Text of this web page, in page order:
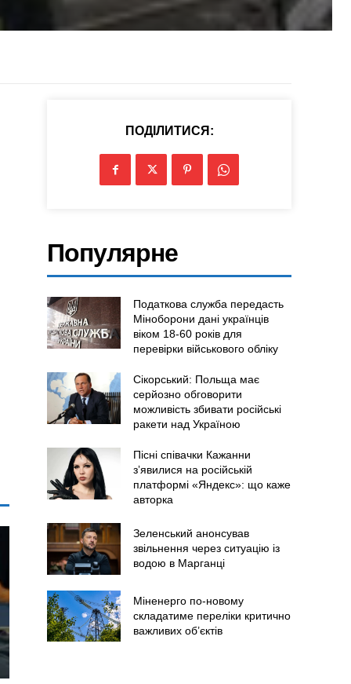
ПОДІЛИТИСЯ:
Популярне
Податкова служба передасть
Міноборони дані українців
віком 18-60 років для
перевірки військового обліку
Сікорський: Польща має
серйозно обговорити
можливість збивати російські
ракети над Україною
Пісні співачки Кажанни
зʼявилися на російській
платформі «Яндекс»: що каже
авторка
Зеленський анонсував
звільнення через ситуацію із
водою в Марганці
Міненерго по-новому
складатиме переліки критично
важливих об’єктів